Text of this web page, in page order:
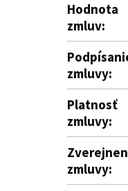
Hodnota
zmluv:
zmluvy:
Platnosť
zmluvy:
zmluvy: